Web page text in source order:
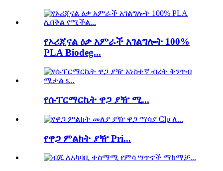
የኦሪጂናል ዕቃ አምራች አገልግሎት 100%
PLA Biodeg...
የሱፐርማርኬት ዋጋ ያዥ ሚ...
የዋጋ ምልክት ያዥ Pri...